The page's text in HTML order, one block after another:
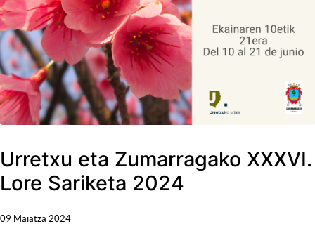
Urretxu eta Zumarragako XXXVI.
Lore Sariketa 2024
09 Maiatza 2024